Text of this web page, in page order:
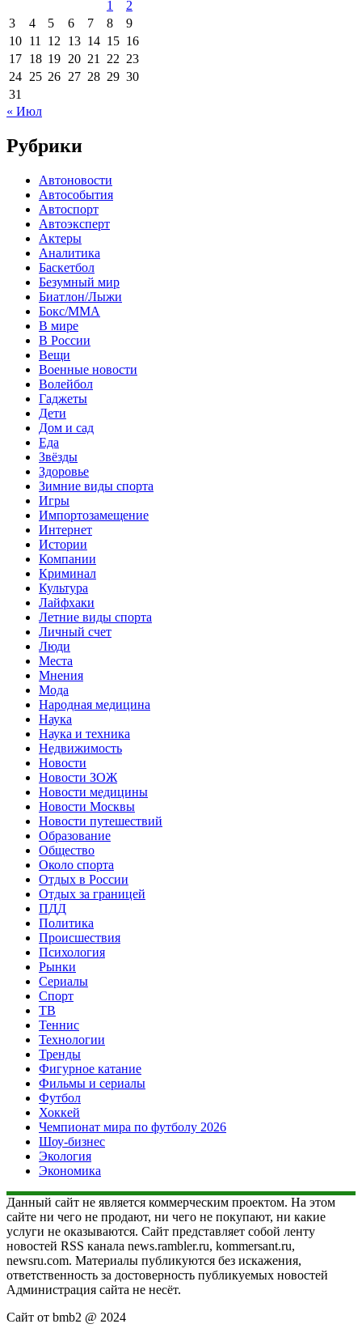
1
2
3
4 5 6 7 8
9
10 11 12 13 14 15 16
17 18 19 20 21 22 23
24 25 26 27 28 29 30
31
« Июл
Рубрики
Автоновости
Автособытия
Автоспорт
Автоэксперт
Актеры
Аналитика
Баскетбол
Безумный мир
Биатлон/Лыжи
Бокс/MMA
В мире
В России
Вещи
Военные новости
Волейбол
Гаджеты
Дети
Дом и сад
Еда
Звёзды
Здоровье
Зимние виды спорта
Игры
Импортозамещение
Интернет
Истории
Компании
Криминал
Культура
Лайфхаки
Летние виды спорта
Личный счет
Люди
Места
Мнения
Мода
Народная медицина
Наука
Наука и техника
Недвижимость
Новости
Новости ЗОЖ
Новости медицины
Новости Москвы
Новости путешествий
Образование
Общество
Около спорта
Отдых в России
Отдых за границей
ПДД
Политика
Происшествия
Психология
Рынки
Сериалы
Спорт
ТВ
Теннис
Технологии
Тренды
Фигурное катание
Фильмы и сериалы
Футбол
Хоккей
Чемпионат мира по футболу 2026
Шоу-бизнес
Экология
Экономика
Данный сайт не является коммерческим проектом. На этом
сайте ни чего не продают, ни чего не покупают, ни какие
услуги не оказываются. Сайт представляет собой ленту
новостей RSS канала news.rambler.ru, kommersant.ru,
newsru.com. Материалы публикуются без искажения,
ответственность за достоверность публикуемых новостей
Администрация сайта не несёт.
Сайт от bmb2 @ 2024